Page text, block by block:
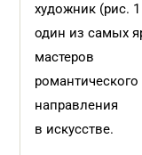
художник (рис.
один из самых
мастеров
романтического
направления
в искусстве.